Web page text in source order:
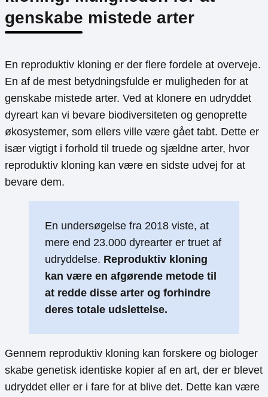
genskabe mistede arter
En reproduktiv kloning er der flere fordele at overveje.
En af de mest betydningsfulde er muligheden for at
genskabe mistede arter. Ved at klonere en udryddet
dyreart kan vi bevare biodiversiteten og genoprette
økosystemer, som ellers ville være gået tabt. Dette er
især vigtigt i forhold til truede og sjældne arter, hvor
reproduktiv kloning kan være en sidste udvej for at
bevare dem.
En undersøgelse fra 2018 viste, at
mere end 23.000 dyrearter er truet af
udryddelse. Reproduktiv kloning
kan være en afgørende metode til
at redde disse arter og forhindre
deres totale udslettelse.
Gennem reproduktiv kloning kan forskere og biologer
skabe genetisk identiske kopier af en art, der er blevet
udryddet eller er i fare for at blive det. Dette kan være